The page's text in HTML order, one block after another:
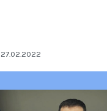
27.02.2022